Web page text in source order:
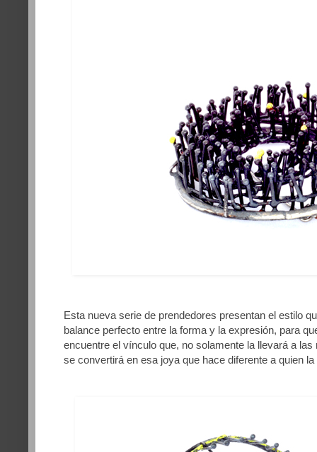
Esta nueva serie de prendedores presentan el estilo
balance perfecto entre la forma y la expresión, para
encuentre el vínculo que, no solamente la llevará a
se convertirá en esa joya que hace diferente a quien la